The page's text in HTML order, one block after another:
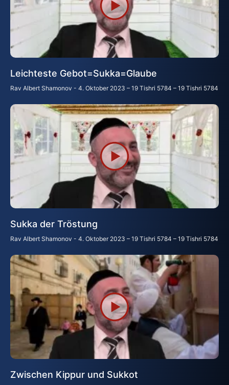
Leichteste Gebot=Sukka=Glaube
Rav Albert Shamonov 4. Oktober 2023 – 19 Tishri 5784 – 19 Tishri 5784
Sukka der Tröstung
Rav Albert Shamonov 4. Oktober 2023 – 19 Tishri 5784 – 19 Tishri 5784
Zwischen Kippur und Sukkot